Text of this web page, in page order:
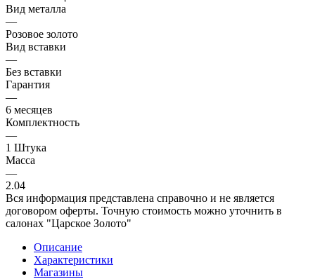
Вид металла
—
Розовое золото
Вид вставки
—
Без вставки
Гарантия
—
6 месяцев
Комплектность
—
1 Штука
Масса
—
2.04
Вся информация представлена справочно и не является
договором оферты. Точную стоимость можно уточнить в
салонах "Царское Золото"
Описание
Характеристики
Магазины